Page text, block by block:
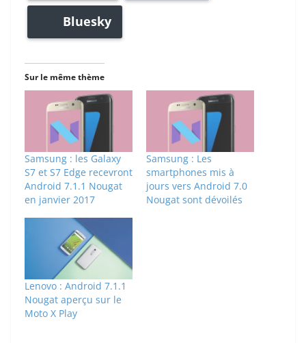
Bluesky
Sur le même thème
Samsung : les Galaxy
S7 et S7 Edge recevront
Android 7.1.1 Nougat
en janvier 2017
Samsung : Les
smartphones mis à
jours vers Android 7.0
Nougat sont dévoilés
Lenovo : Android 7.1.1
Nougat aperçu sur le
Moto X Play